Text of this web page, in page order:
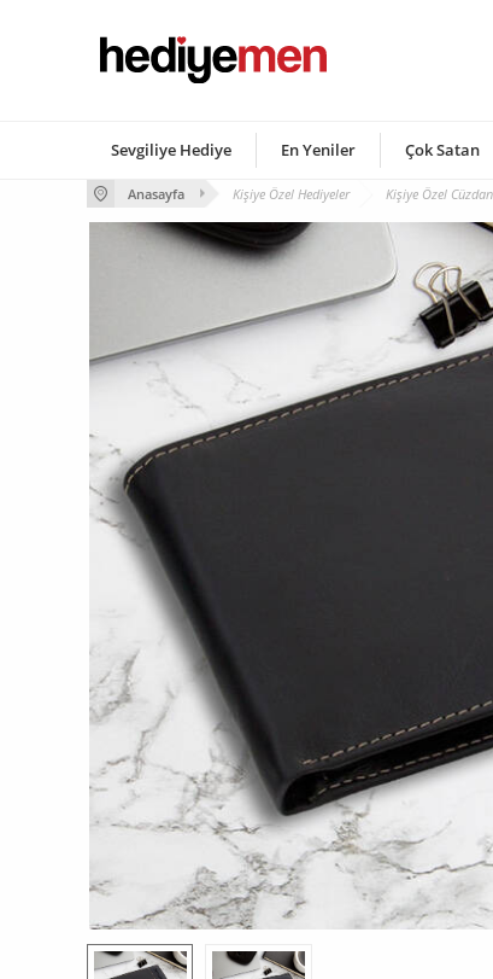
Sevgiliye Hediye En Yeniler Çok Satan
Anasayfa Kişiye Özel Hediyeler Kişiye Özel